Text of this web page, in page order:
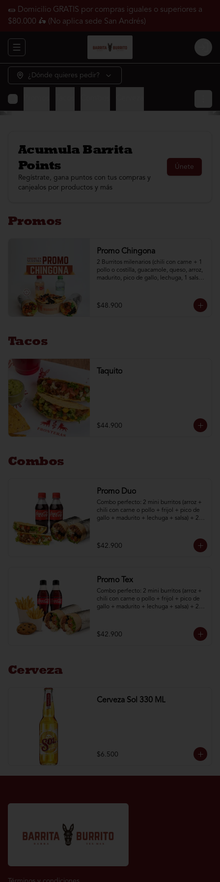
🌯 Domicilio GRATIS por compras iguales o superiores a
$80.000 🛵 (No aplica sede San Andrés)
Abrir menu de navegación Login
¿Dónde quieres pedir?
Acumula Barrita
Points
Regístrate, gana puntos con tus compras y
canjealos por productos y más
Únete
Promos
Promo Chingona
2 Burritos milenarios (chili con carne + 1
pollo o costilla, guacamole, queso, arroz,
madurito, pico de gallo, lechuga, 1 salsa a
$48.900
Tacos
Taquito
$44.900
Combos
Promo Duo
Combo perfecto: 2 mini burritos (arroz +
chili con carne o pollo + frijol + pico de
gallo + madurito + lechuga + salsa) + 2
$42.900
Promo Tex
Combo perfecto: 2 mini burritos (arroz +
chili con carne o pollo + frijol + pico de
gallo + madurito + lechuga + salsa) + 2
$42.900
Cerveza
Cerveza Sol 330 ML
$6.500